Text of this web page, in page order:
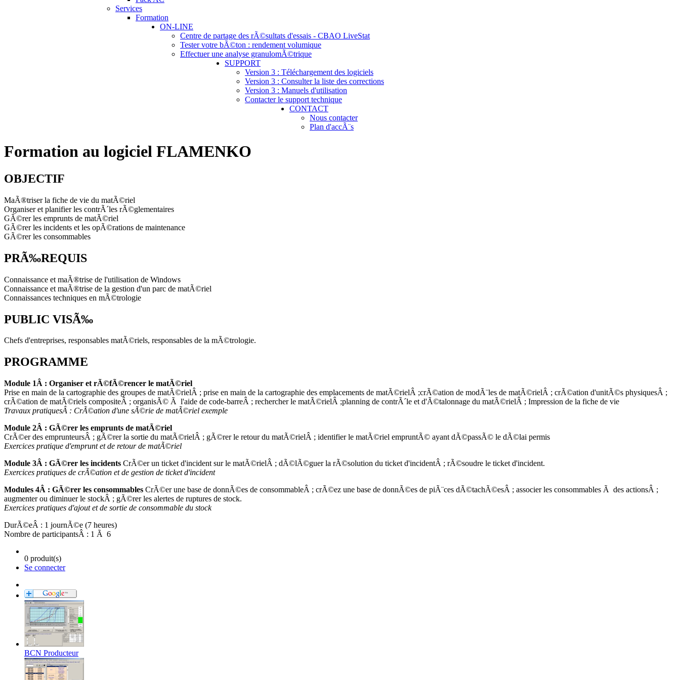
Services
Formation
ON-LINE
Centre de partage des rÃ©sultats d'essais - CBAO LiveStat
Tester votre bÃ©ton : rendement volumique
Effectuer une analyse granulomÃ©trique
SUPPORT
Version 3 : Téléchargement des logiciels
Version 3 : Consulter la liste des corrections
Version 3 : Manuels d'utilisation
Contacter le support technique
CONTACT
Nous contacter
Plan d'accÃ¨s
Formation au logiciel FLAMENKO
OBJECTIF
MaÃ®triser la fiche de vie du matÃ©riel
Organiser et planifier les contrÃ´les rÃ©glementaires
GÃ©rer les emprunts de matÃ©riel
GÃ©rer les incidents et les opÃ©rations de maintenance
GÃ©rer les consommables
PRÃ‰REQUIS
Connaissance et maÃ®trise de l'utilisation de Windows
Connaissance et maÃ®trise de la gestion d'un parc de matÃ©riel
Connaissances techniques en mÃ©trologie
PUBLIC VISÃ‰
Chefs d'entreprises, responsables matÃ©riels, responsables de la mÃ©trologie.
PROGRAMME
Module 1Â : Organiser et rÃ©fÃ©rencer le matÃ©riel
Prise en main de la cartographie des groupes de matÃ©rielÂ ; prise en main de la cartographie des emplacements de matÃ©rielÂ ;crÃ©ation de modÃ¨les de matÃ©rielÂ ; crÃ©ation d'unitÃ©s physiquesÂ ;
crÃ©ation de matÃ©riels compositeÂ ; organisÃ© Ã l'aide de code-barreÂ ; rechercher le matÃ©rielÂ ;planning de contrÃ´le et d'Ã©talonnage du matÃ©rielÂ ; Impression de la fiche de vie
Travaux pratiquesÂ : CrÃ©ation d'une sÃ©rie de matÃ©riel exemple
Module 2Â : GÃ©rer les emprunts de matÃ©riel
CrÃ©er des emprunteursÂ ; gÃ©rer la sortie du matÃ©rielÂ ; gÃ©rer le retour du matÃ©rielÂ ; identifier le matÃ©riel empruntÃ© ayant dÃ©passÃ© le dÃ©lai permis
Exercices pratique d'emprunt et de retour de matÃ©riel
Module 3Â : GÃ©rer les incidents CrÃ©er un ticket d'incident sur le matÃ©rielÂ ; dÃ©lÃ©guer la rÃ©solution du ticket d'incidentÂ ; rÃ©soudre le ticket d'incident.
Exercices pratiques de crÃ©ation et de gestion de ticket d'incident
Modules 4Â : GÃ©rer les consommables CrÃ©er une base de donnÃ©es de consommableÂ ; crÃ©ez une base de donnÃ©es de piÃ¨ces dÃ©tachÃ©esÂ ; associer les consommables Ã des actionsÂ ;
augmenter ou diminuer le stockÂ ; gÃ©rer les alertes de ruptures de stock.
Exercices pratiques d'ajout et de sortie de consommable du stock
DurÃ©eÂ : 1 journÃ©e (7 heures)
Nombre de participantsÂ : 1 Ã 6
0 produit(s)
Se connecter
BCN Producteur